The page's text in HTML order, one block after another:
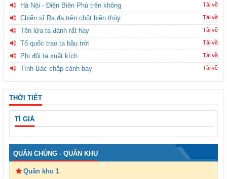
Hà Nội - Điện Biên Phủ trên không Tải về
Chiến sĩ Ra đa trên chốt biên thùy Tải về
Tên lửa ta đánh rất hay Tải về
Tổ quốc trao ta bầu trời Tải về
Phi đội ta xuất kích Tải về
Tình Bác chắp cánh bay Tải về
THỜI TIẾT
TỈ GIÁ
QUÂN CHỦNG - QUÂN KHU
Quân khu 1